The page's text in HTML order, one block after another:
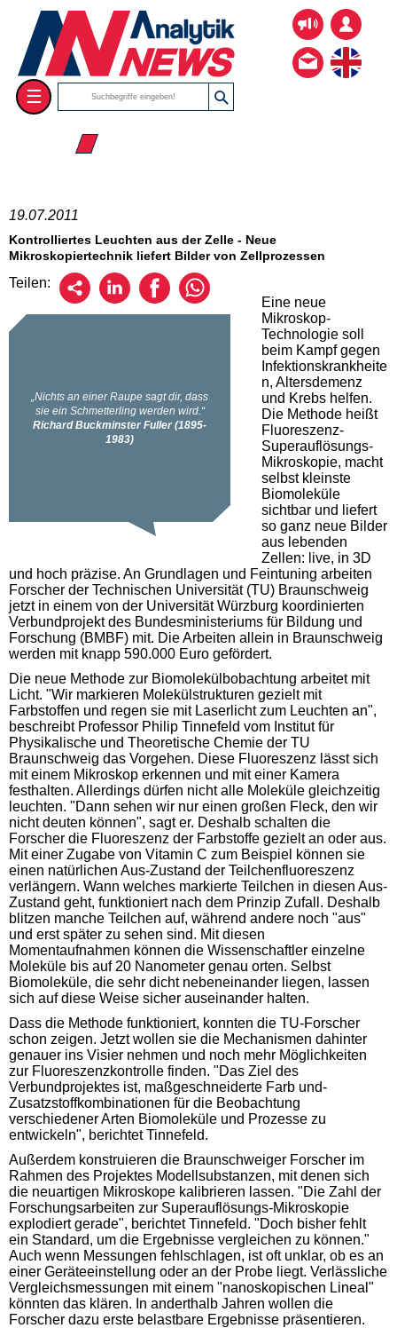
☰
☰ 2011
19.07.2011
Kontrolliertes Leuchten aus der Zelle - Neue
Mikroskopiertechnik liefert Bilder von Zellprozessen
Teilen:
Eine neue
Mikroskop-
Technologie soll
beim Kampf gegen
Infektionskrankheite
n, Altersdemenz
und Krebs helfen.
Die Methode heißt
Fluoreszenz-
Superauflösungs-
Mikroskopie, macht
selbst kleinste
Biomoleküle
sichtbar und liefert
so ganz neue Bilder
aus lebenden
Zellen: live, in 3D
und hoch präzise. An Grundlagen und Feintuning arbeiten
Forscher der Technischen Universität (TU) Braunschweig
jetzt in einem von der Universität Würzburg koordinierten
Verbundprojekt des Bundesministeriums für Bildung und
Forschung (BMBF) mit. Die Arbeiten allein in Braunschweig
werden mit knapp 590.000 Euro gefördert.
Die neue Methode zur Biomolekülbobachtung arbeitet mit
Licht. "Wir markieren Molekülstrukturen gezielt mit
Farbstoffen und regen sie mit Laserlicht zum Leuchten an",
beschreibt Professor Philip Tinnefeld vom Institut für
Physikalische und Theoretische Chemie der TU
Braunschweig das Vorgehen. Diese Fluoreszenz lässt sich
mit einem Mikroskop erkennen und mit einer Kamera
festhalten. Allerdings dürfen nicht alle Moleküle gleichzeitig
leuchten. "Dann sehen wir nur einen großen Fleck, den wir
nicht deuten können", sagt er. Deshalb schalten die
Forscher die Fluoreszenz der Farbstoffe gezielt an oder aus.
Mit einer Zugabe von Vitamin C zum Beispiel können sie
einen natürlichen Aus-Zustand der Teilchenfluoreszenz
verlängern. Wann welches markierte Teilchen in diesen Aus-
Zustand geht, funktioniert nach dem Prinzip Zufall. Deshalb
blitzen manche Teilchen auf, während andere noch "aus"
und erst später zu sehen sind. Mit diesen
Momentaufnahmen können die Wissenschaftler einzelne
Moleküle bis auf 20 Nanometer genau orten. Selbst
Biomoleküle, die sehr dicht nebeneinander liegen, lassen
sich auf diese Weise sicher auseinander halten.
Dass die Methode funktioniert, konnten die TU-Forscher
schon zeigen. Jetzt wollen sie die Mechanismen dahinter
genauer ins Visier nehmen und noch mehr Möglichkeiten
zur Fluoreszenzkontrolle finden. "Das Ziel des
Verbundprojektes ist, maßgeschneiderte Farb und-
Zusatzstoffkombinationen für die Beobachtung
verschiedener Arten Biomoleküle und Prozesse zu
entwickeln", berichtet Tinnefeld.
Außerdem konstruieren die Braunschweiger Forscher im
Rahmen des Projektes Modellsubstanzen, mit denen sich
die neuartigen Mikroskope kalibrieren lassen. "Die Zahl der
Forschungsarbeiten zur Superauflösungs-Mikroskopie
explodiert gerade", berichtet Tinnefeld. "Doch bisher fehlt
ein Standard, um die Ergebnisse vergleichen zu können."
Auch wenn Messungen fehlschlagen, ist oft unklar, ob es an
einer Geräteeinstellung oder an der Probe liegt. Verlässliche
Vergleichsmessungen mit einem "nanoskopischen Lineal"
könnten das klären. In anderthalb Jahren wollen die
Forscher dazu erste belastbare Ergebnisse präsentieren.